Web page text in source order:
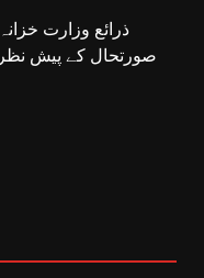
ذرائع وزارت
صورتحال کے پیش